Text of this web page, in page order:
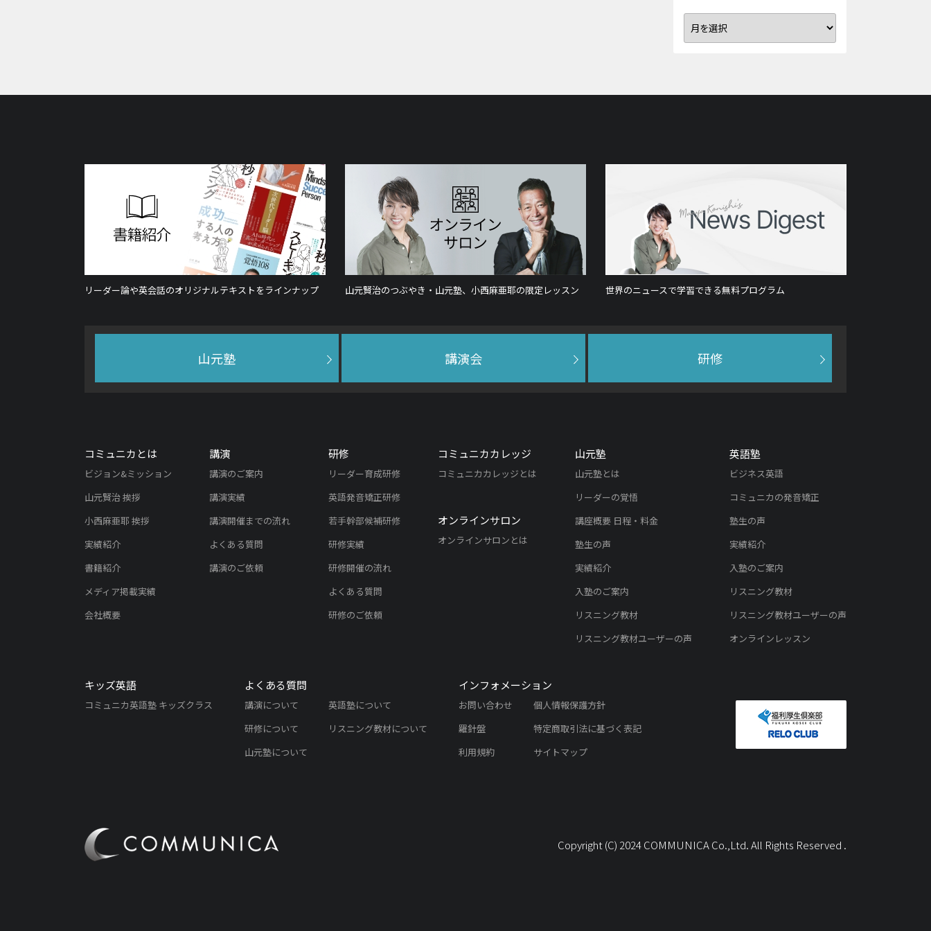
リーダー論や英会話のオリジナルテキストをラインナップ 山元賢治のつぶやき・山元塾、小西麻亜耶の限定レッスン 世界のニュースで学習できる無料プログラム
山元塾 講演会 研修
コミュニカとは
ビジョン&ミッション
山元賢治 挨拶
小西麻亜耶 挨拶
実績紹介
書籍紹介
メディア掲載実績
会社概要
講演
講演のご案内
講演実績
講演開催までの流れ
よくある質問
講演のご依頼
研修
リーダー育成研修
英語発音矯正研修
若手幹部候補研修
研修実績
研修開催の流れ
よくある質問
研修のご依頼
コミュニカカレッジ
コミュニカカレッジとは
オンラインサロン
オンラインサロンとは
山元塾
山元塾とは
リーダーの覚悟
講座概要 日程・料金
塾生の声
実績紹介
入塾のご案内
リスニング教材
リスニング教材ユーザーの声
英語塾
ビジネス英語
コミュニカの発音矯正
塾生の声
実績紹介
入塾のご案内
リスニング教材
リスニング教材ユーザーの声
オンラインレッスン
キッズ英語
コミュニカ英語塾 キッズクラス
よくある質問
講演について
研修について
山元塾について
英語塾について
リスニング教材について
インフォメーション
お問い合わせ
羅針盤
利用規約
個人情報保護方針
特定商取引法に基づく表記
サイトマップ
Copyright (C) 2024 COMMUNICA Co.,Ltd. All Rights Reserved .